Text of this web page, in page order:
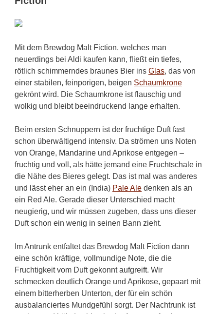
Mit dem Brewdog Malt Fiction, welches man
neuerdings bei Aldi kaufen kann, fließt ein tiefes,
rötlich schimmerndes braunes Bier ins Glas, das von
einer stabilen, feinporigen, beigen Schaumkrone
gekrönt wird. Die Schaumkrone ist flauschig und
wolkig und bleibt beeindruckend lange erhalten.
Beim ersten Schnuppern ist der fruchtige Duft fast
schon überwältigend intensiv. Da strömen uns Noten
von Orange, Mandarine und Aprikose entgegen –
fruchtig und voll, als hätte jemand eine Fruchtschale in
die Nähe des Bieres gelegt. Das ist mal was anderes
und lässt eher an ein (India) Pale Ale denken als an
ein Red Ale. Gerade dieser Unterschied macht
neugierig, und wir müssen zugeben, dass uns dieser
Duft schon ein wenig in seinen Bann zieht.
Im Antrunk entfaltet das Brewdog Malt Fiction dann
eine schön kräftige, vollmundige Note, die die
Fruchtigkeit vom Duft gekonnt aufgreift. Wir
schmecken deutlich Orange und Aprikose, gepaart mit
einem bitterherben Unterton, der für ein schön
ausbalanciertes Mundgefühl sorgt. Der Nachtrunk ist